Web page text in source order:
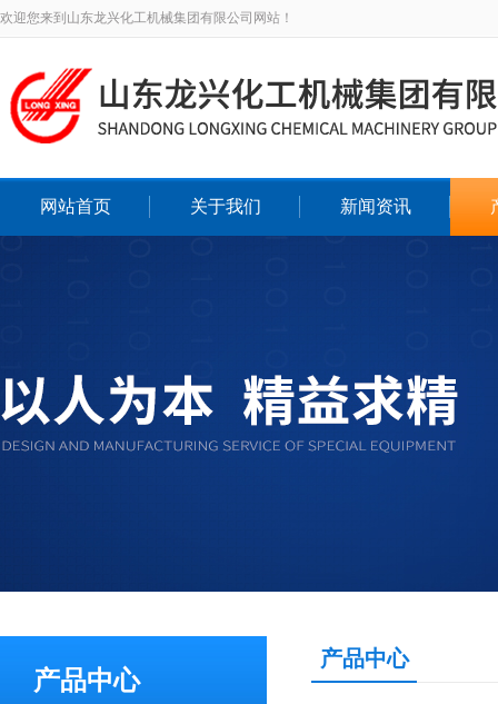
欢迎您来到山东龙兴化工机械集团有限公司网站！
网站首页 关于我们 新闻资讯
产品中心
产品中心